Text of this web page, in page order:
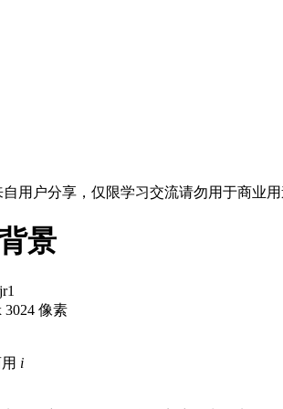
用户分享，仅限学习交流请勿用于商业
景
3024 像素
i